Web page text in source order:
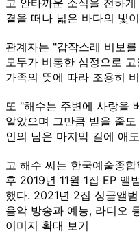
곁을 떠나 넓은 바다의 빛
관계자는 "갑작스레 비보
모두가 비통한 심정으로
가족의 뜻에 따라 조용히
또 "해수는 주변에 사랑을
알았으며 그만큼 받을 줄
인의 남은 마지막 길에 애
고 해수 씨는 한국예술종
후 2019년 11월 1집 EP 앨
했다. 2021년 2집 싱글앨
음악 방송과 예능, 라디오
이미지 확대 보기